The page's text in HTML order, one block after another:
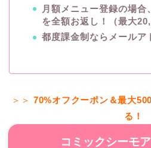
月額メニュー登録の場合
を全額お返し！（最大
都度課金制ならメールア
＞＞ 70%オフクーポン＆最大
る！
コミックシーモ